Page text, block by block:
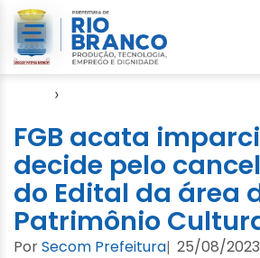
›
FGB acata
decide pelo
do Edital da área
Patrimônio
PorSecom Prefeitura| 25/08/2023